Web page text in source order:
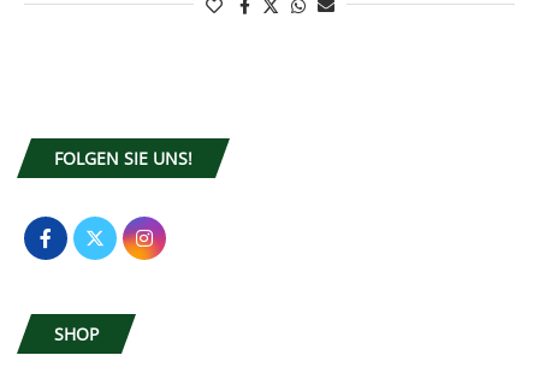
FOLGEN SIE UNS!
SHOP